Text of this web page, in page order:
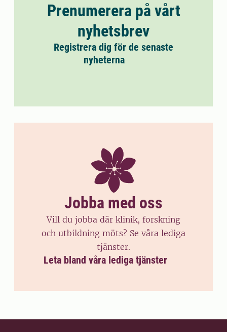
Prenumerera på vårt
nyhetsbrev
Registrera dig för de senaste
nyheterna
Jobba med oss
Vill du jobba där klinik, forskning
och utbildning möts? Se våra lediga
tjänster.
Leta bland våra lediga tjänster